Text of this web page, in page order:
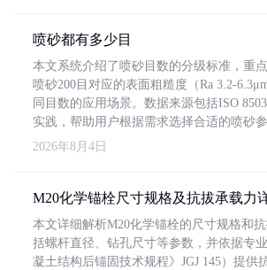
喷砂都有多少目
本文系统介绍了喷砂目数的分级标准，重
喷砂200目对应的表面粗糙度（Ra 3.2-
同目数的应用场景。数据来源包括ISO
实践，帮助用户根据需求选择合适的喷砂参
2026年8月4日
M20化学锚栓尺寸规格及抗拔承载力
本文详细解析M20化学锚栓的尺寸规格和
括螺杆直径、钻孔尺寸等参数，并依据专
凝土结构后锚固技术规程》JGJ 145）提供